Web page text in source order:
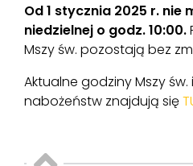
Od 1 stycznia 2025 r. nie
niedzielnej o godz. 10:00.
Mszy św. pozostają bez
Aktualne godziny Mszy św.
nabożeństw znajdują się